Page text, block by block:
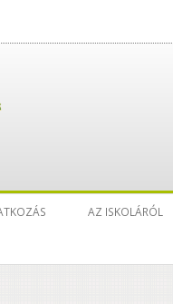
AZ ISKOLÁRÓL